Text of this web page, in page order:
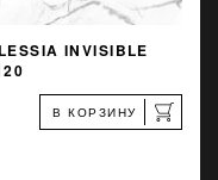
INVISIBLE
В КОРЗИНУ